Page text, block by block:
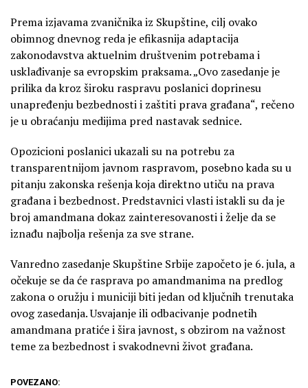
Prema izjavama zvaničnika iz Skupštine, cilj ovako
obimnog dnevnog reda je efikasnija adaptacija
zakonodavstva aktuelnim društvenim potrebama i
usklađivanje sa evropskim praksama. „Ovo zasedanje je
prilika da kroz široku raspravu poslanici doprinesu
unapređenju bezbednosti i zaštiti prava građana“, rečeno
je u obraćanju medijima pred nastavak sednice.
Opozicioni poslanici ukazali su na potrebu za
transparentnijom javnom raspravom, posebno kada su u
pitanju zakonska rešenja koja direktno utiču na prava
građana i bezbednost. Predstavnici vlasti istakli su da je
broj amandmana dokaz zainteresovanosti i želje da se
iznađu najbolja rešenja za sve strane.
Vanredno zasedanje Skupštine Srbije započeto je 6. jula, a
očekuje se da će rasprava po amandmanima na predlog
zakona o oružju i municiji biti jedan od ključnih trenutaka
ovog zasedanja. Usvajanje ili odbacivanje podnetih
amandmana pratiće i šira javnost, s obzirom na važnost
teme za bezbednost i svakodnevni život građana.
POVEZANO: